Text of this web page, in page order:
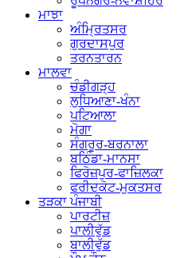
ਮਾਝਾ
ਅੰਮ੍ਰਿਤਸਰ
ਗੁਰਦਾਸਪੁਰ
ਤਰਨਤਾਰਨ
ਮਾਲਵਾ
ਚੰਡੀਗੜ੍ਹ
ਲੁਧਿਆਣਾ-ਖੰਨਾ
ਪਟਿਆਲਾ
ਮੋਗਾ
ਸੰਗਰੂਰ-ਬਰਨਾਲਾ
ਬਠਿੰਡਾ-ਮਾਨਸਾ
ਫਿਰੋਜ਼ਪੁਰ-ਫਾਜ਼ਿਲਕਾ
ਫਰੀਦਕੋਟ-ਮੁਕਤਸਰ
ਤੜਕਾ ਪੰਜਾਬੀ
ਪਾਰਟੀਜ਼
ਪਾਲੀਵੁੱਡ
ਬਾਲੀਵੁੱਡ